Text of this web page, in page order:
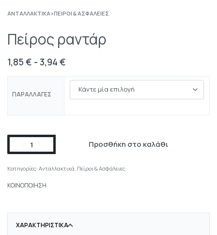
ΑΝΤΑΛΛΑΚΤΙΚΆ›ΠΕΊΡΟΙ & ΑΣΦΆΛΕΙΕΣ
Πείρος ραντάρ
1,85€ 3,94€
ΠΑΡΑΛΛΑΓΈΣ
Προσθήκη στο καλάθι
Κατηγορίες: Ανταλλακτικά, Πείροι & Ασφάλειες
ΚΟΙΝΟΠΟΙΗΣΗ
ΧΑΡΑΚΤΗΡΙΣΤΙΚΆ